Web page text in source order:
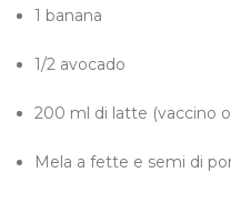
1 banana
1/2 avocado
200 ml di latte (vaccino
Mela a fette e semi di